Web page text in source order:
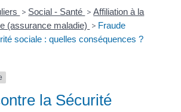
> Social - Santé > Affiliation à la
(assurance maladie) > Fraude
sociale : quelles conséquences ?
la Sécurité